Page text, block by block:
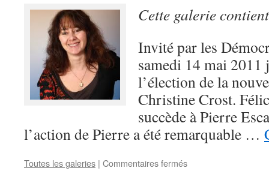
Cette galerie
Invité par les
samedi 14 mai 2011
l’élection de la
Christine Crost.
succède à Pierre
l’action de Pierre a été remarquable …
Toutes les galeries | Commentaires fermés